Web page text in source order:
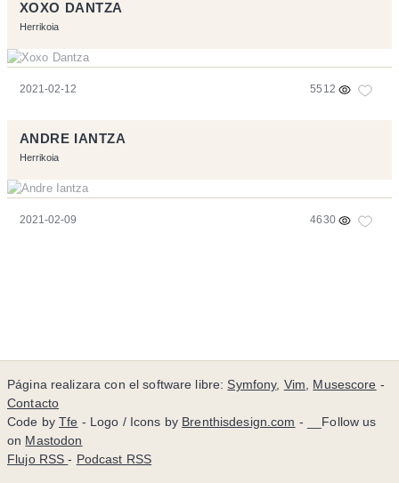
XOXO DANTZA
Herrikoia
2021-02-12 5512
ANDRE IANTZA
Herrikoia
2021-02-09 4630
Página realizara con el software libre:Symfony, Vim, Musescore -
Contacto
Code byTfe - Logo / Icons by Brenthisdesign.com - __Follow us
on Mastodon
Flujo RSS- Podcast RSS